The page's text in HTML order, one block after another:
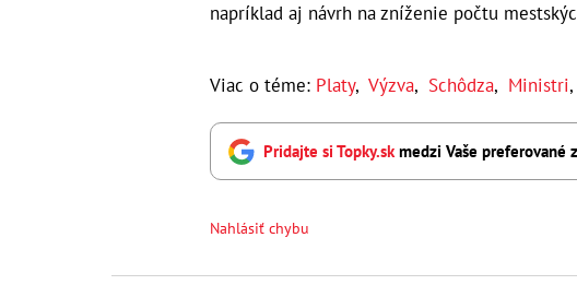
napríklad aj návrh na zníženie počtu
Viac o téme: Platy, Výzva, Schôdza, Ministri,
Pridajte si Topky.skmedzi Vaše preferované
Nahlásiť chybu